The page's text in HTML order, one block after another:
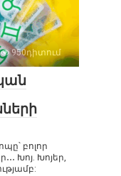
950դիտում
բոլոր
Խոյ. Խոյեր,